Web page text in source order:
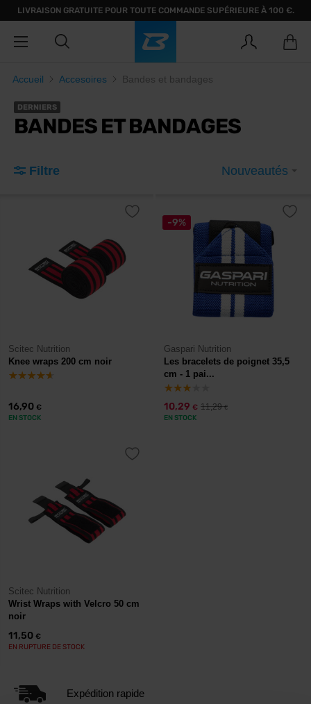
LIVRAISON GRATUITE POUR TOUTE COMMANDE SUPÉRIEURE À 100 €.
Accueil Accesoires Bandes et bandages
DERNIERS
BANDES ET BANDAGES
Filtre Nouveautés
Scitec Nutrition
Knee wraps 200 cm noir
16,90 €
EN STOCK
-9%
Gaspari Nutrition
Les bracelets de poignet 35,5
cm - 1 pai...
10,29 € 11,29€
EN STOCK
Scitec Nutrition
Wrist Wraps with Velcro 50 cm
noir
11,50 €
EN RUPTURE DE STOCK
Expédition rapide